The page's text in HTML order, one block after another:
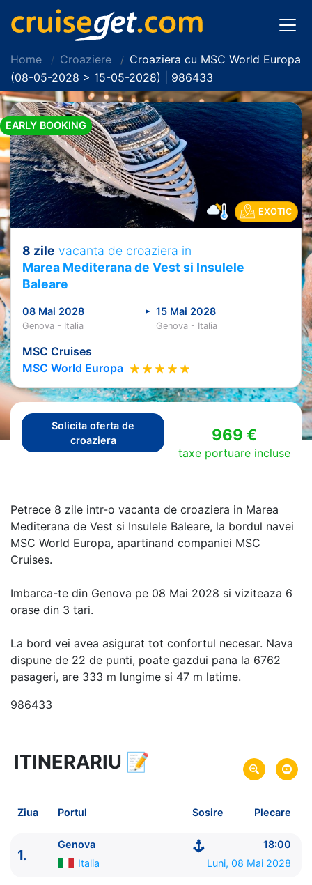
Home Croaziere
Croaziera cu MSC World Europa
(08-05-2028 > 15-05-2028) | 986433
EARLY BOOKING
EXOTIC
8 zile vacanta de croaziera in
Marea Mediterana de Vest si Insulele
Baleare
08 Mai 2028 15 Mai 2028
Genova - Italia Genova - Italia
MSC Cruises
MSC World Europa
Solicita oferta de
croaziera
969 €
taxe portuare incluse
Petrece 8 zile intr-o vacanta de croaziera in Marea
Mediterana de Vest si Insulele Baleare, la bordul navei
MSC World Europa, apartinand companiei MSC
Cruises.
Imbarca-te din Genova pe 08 Mai 2028 si viziteaza 6
orase din 3 tari.
La bord vei avea asigurat tot confortul necesar. Nava
dispune de 22 de punti, poate gazdui pana la 6762
pasageri, are 333 m lungime si 47 m latime.
986433
8 zile vacanta de croaziera in
Marea Mediterana de Vest si Insulele Baleare -
link
Sosire pe 15 Mai 2028 in Genova, Italia
ITINERARIU 📝
Ziua Portul Sosire Plecare
1.
Genova
18:00
Italia
Luni, 08 Mai 2028